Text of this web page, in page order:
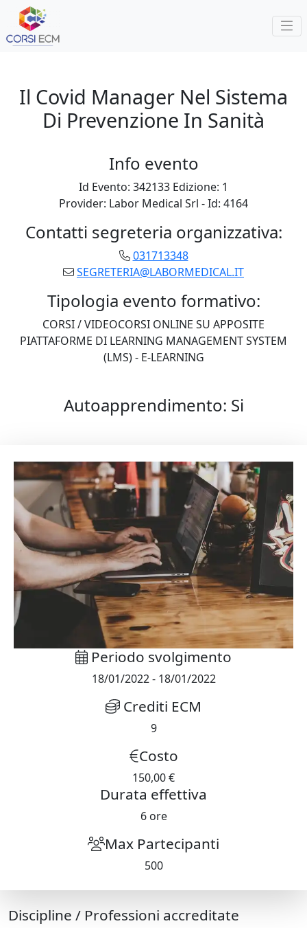
Il Covid Manager Nel Sistema
Di Prevenzione In Sanità
Info evento
Id Evento: 342133 Edizione: 1
Provider: Labor Medical Srl - Id: 4164
Contatti segreteria organizzativa:
031713348
SEGRETERIA@LABORMEDICAL.IT
Tipologia evento formativo:
CORSI / VIDEOCORSI ONLINE SU APPOSITE
PIATTAFORME DI LEARNING MANAGEMENT SYSTEM
(LMS) - E-LEARNING
Autoapprendimento: Si
Periodo svolgimento
18/01/2022- 18/01/2022
Crediti ECM
9
Costo
150,00 €
Durata effettiva
6ore
Max Partecipanti
500
Discipline / Professioni accreditate